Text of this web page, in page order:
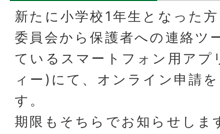
新たに小学校1年生となった
委員会から保護者への連絡ツ
ているスマートフォン用ア
ィー)にて、オンライン申請
す。
期限もそちらでお知らせしま